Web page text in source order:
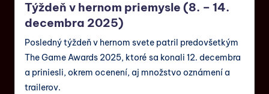
Týždeň v hernom priemysle (8. – 14.
decembra 2025)
Posledný týždeň v hernom svete patril predovšetkým
The Game Awards 2025, ktoré sa konali 12. decembra
a priniesli, okrem ocenení, aj množstvo oznámení a
trailerov.